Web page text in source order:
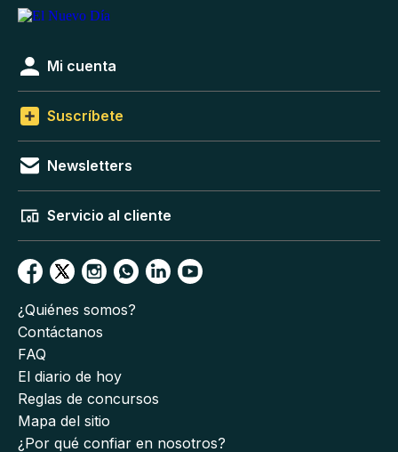
Mi cuenta
Suscríbete
Newsletters
Servicio al cliente
¿Quiénes somos?
Contáctanos
FAQ
El diario de hoy
Reglas de concursos
Mapa del sitio
¿Por qué confiar en nosotros?